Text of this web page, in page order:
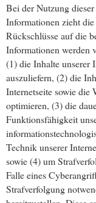
Bei der Nutzung
Informationen zieht
Rückschlüsse auf die
Informationen werden
(1) die Inhalte unserer
auszuliefern, (2) die
Internetseite sowie die
optimieren, (3) die
Funktionsfähigkeit
Technik unserer
sowie (4) um
Falle eines
Strafverfolgung